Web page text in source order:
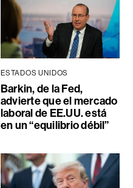
ESTADOS UNIDOS
Barkin, de la Fed,
advierte que el mercado
laboral de EE.UU. está
en un “equilibrio débil”